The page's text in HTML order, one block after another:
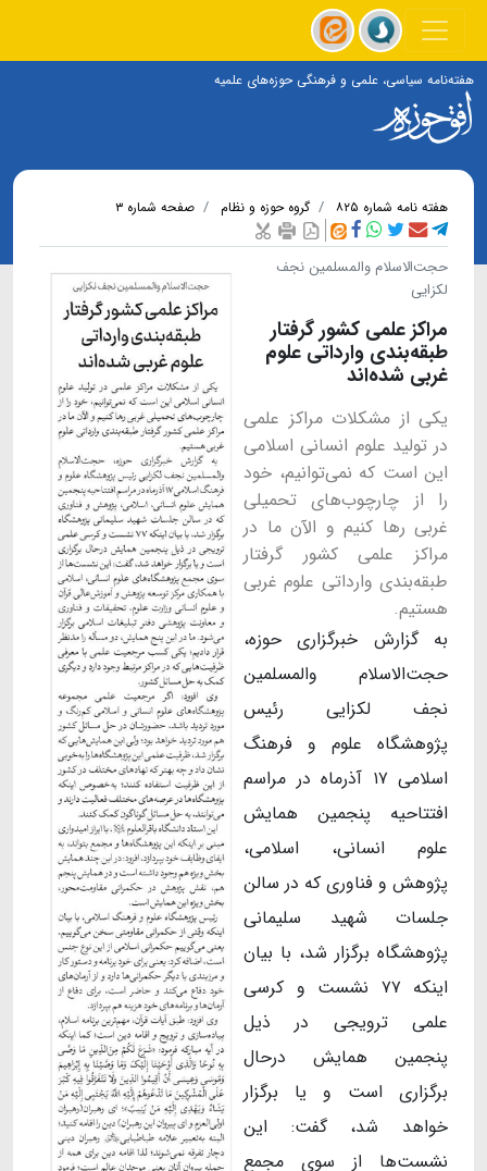
هفته‌نامه سیاسی، علمی و فرهنگی حوزه‌های علمیه
هفته نامه شماره ۸۲۵ گروه حوزه و نظام صفحه شماره ۳
حجت‌الاسلام والمسلمین نجف
لکزایی
مراکز علمی کشور گرفتار
طبقه‌بندی وارداتی علوم
غربی شده‌اند
یکی از مشکلات مراکز علمی
در تولید علوم انسانی اسلامی
این است که نمی‌توانیم، خود
را از چارچوب‌های تحمیلی
غربی رها کنیم و الآن ما در
مراکز علمی کشور گرفتار
طبقه‌بندی وارداتی علوم غربی
هستیم.
به گزارش خبرگزاری حوزه،
حجت‌الاسلام والمسلمین
نجف لکزایی رئیس
پژوهشگاه علوم و فرهنگ
اسلامی ۱۷ آذرماه در مراسم
افتتاحیه پنجمین همایش
علوم انسانی، اسلامی،
پژوهش و فناوری که در سالن
جلسات شهید سلیمانی
پژوهشگاه برگزار شد، با بیان
اینکه ۷۷ نشست و کرسی
علمی ترویجی در ذیل
پنجمین همایش درحال
برگزاری است و یا برگزار
خواهد شد، گفت: این
نشست‌ها از سوی مجمع